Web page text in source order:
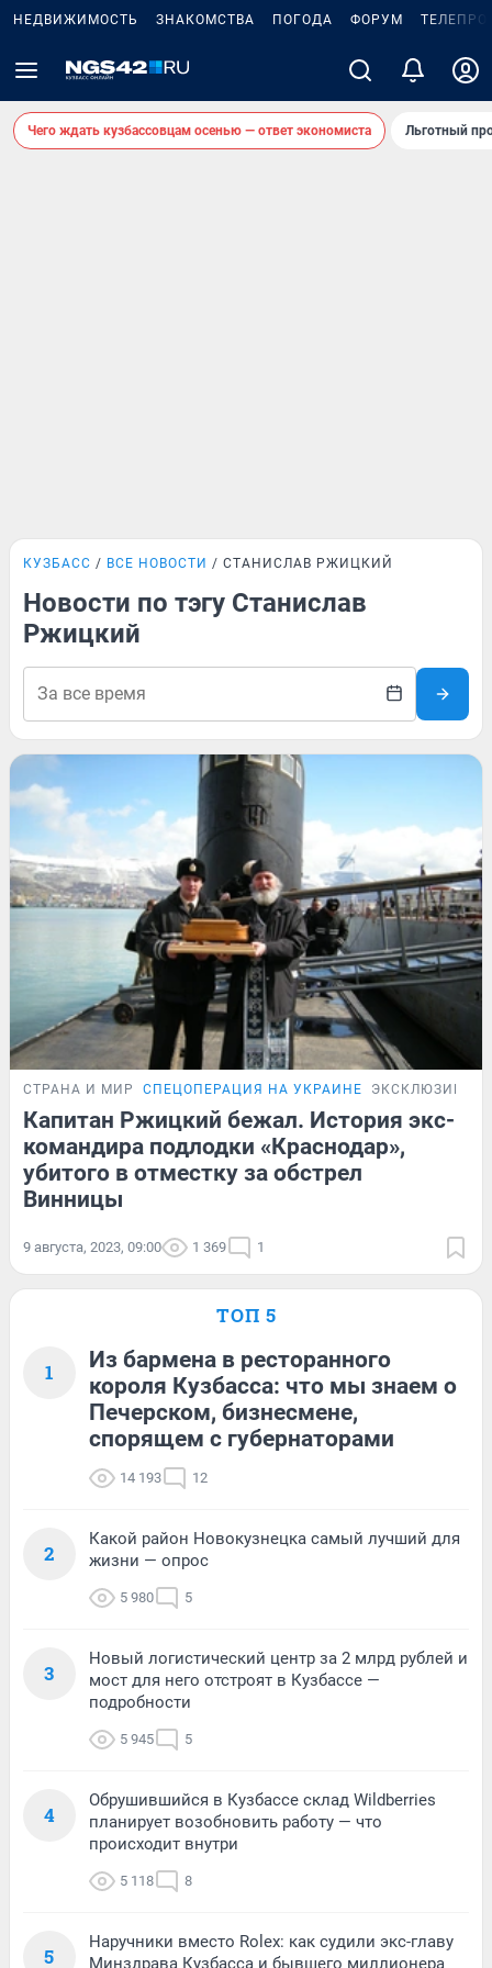
НЕДВИЖИМОСТЬ ЗНАКОМСТВА ПОГОДА ФОРУМ
Чего ждать кузбассовцам осенью — ответ экономиста Льготный
КУЗБАСС ВСЕ НОВОСТИ СТАНИСЛАВ РЖИЦКИЙ
Новости по тэгу Станислав
Ржицкий
СТРАНА И МИР СПЕЦОПЕРАЦИЯ НА УКРАИНЕ ЭКСКЛЮЗИВ
Капитан Ржицкий бежал. История экс-
командира подлодки «Краснодар»,
убитого в отместку за обстрел
Винницы
9 августа, 2023, 09:00 1 369 1
ТОП 5
1
Из бармена в ресторанного
короля Кузбасса: что мы знаем о
Печерском, бизнесмене,
спорящем с губернаторами
14 193 12
2
Какой район Новокузнецка самый лучший для
жизни — опрос
5 980 5
3
Новый логистический центр за 2 млрд рублей и
мост для него отстроят в Кузбассе —
подробности
5 945 5
4
Обрушившийся в Кузбассе склад Wildberries
планирует возобновить работу — что
происходит внутри
5 118 8
5
Наручники вместо Rolex: как судили экс-главу
Минздрава Кузбасса и бывшего миллионера